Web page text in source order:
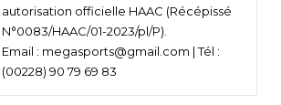
autorisation officielle HAAC (Récépissé
N°0083/HAAC/01-2023/pl/P).
Email : megasports@gmail.com | Tél :
(00228) 90 79 69 83